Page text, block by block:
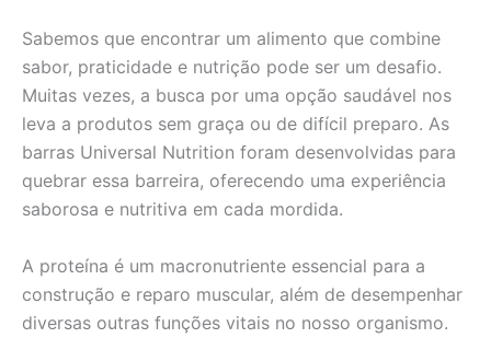
Sabemos que encontrar um alimento que combine
sabor, praticidade e nutrição pode ser um desafio.
Muitas vezes, a busca por uma opção saudável nos
leva a produtos sem graça ou de difícil preparo. As
barras Universal Nutrition foram desenvolvidas para
quebrar essa barreira, oferecendo uma experiência
saborosa e nutritiva em cada mordida.
A proteína é um macronutriente essencial para a
construção e reparo muscular, além de desempenhar
diversas outras funções vitais no nosso organismo.